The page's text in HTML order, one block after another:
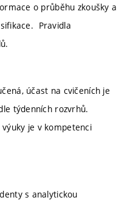
o průběhu zkoušky a
Pravidla
účast na cvičeních je
týdenních rozvrhů.
je v kompetenci
s analytickou